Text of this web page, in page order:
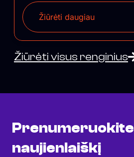
Žiūrėti daugiau
Žiūrėti visus renginius
Prenumeruokite
naujienlaiškį